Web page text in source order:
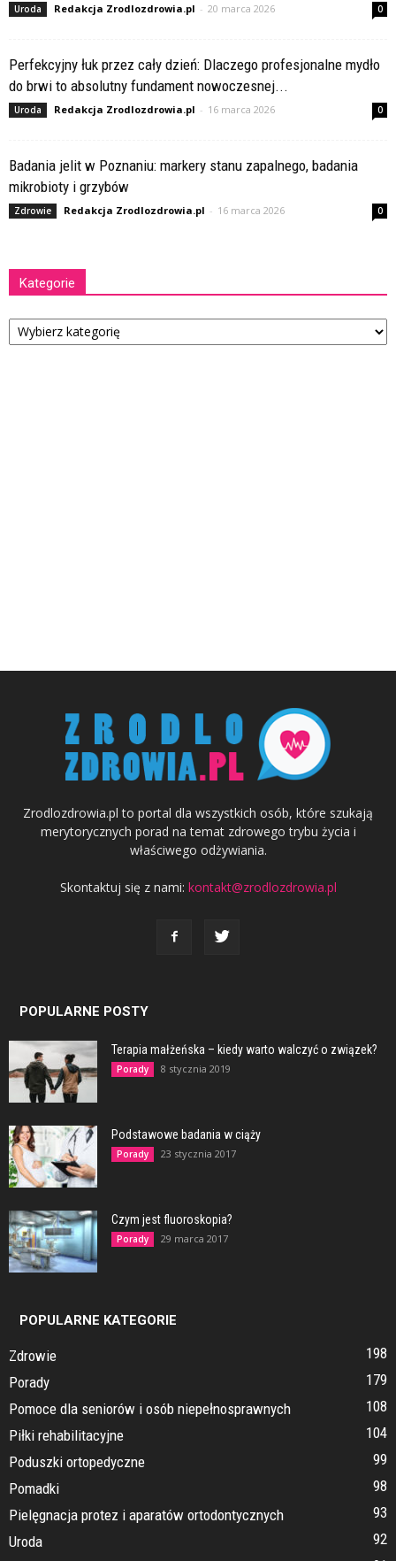
Uroda Redakcja Zrodlozdrowia.pl - 20 marca 2026 0
Perfekcyjny łuk przez cały dzień: Dlaczego profesjonalne mydło
do brwi to absolutny fundament nowoczesnej...
Uroda Redakcja Zrodlozdrowia.pl - 16 marca 2026 0
Badania jelit w Poznaniu: markery stanu zapalnego, badania
mikrobioty i grzybów
Zdrowie Redakcja Zrodlozdrowia.pl - 16 marca 2026 0
Kategorie
Kategorie
Zrodlozdrowia.pl to portal dla wszystkich osób, które szukają
merytorycznych porad na temat zdrowego trybu życia i
właściwego odżywiania.
Skontaktuj się z nami: kontakt@zrodlozdrowia.pl
POPULARNE POSTY
Terapia małżeńska – kiedy warto walczyć o związek?
Porady 8 stycznia 2019
Podstawowe badania w ciąży
Porady 23 stycznia 2017
Czym jest fluoroskopia?
Porady 29 marca 2017
POPULARNE KATEGORIE
Zdrowie
198
Porady
179
Pomoce dla seniorów i osób niepełnosprawnych
108
Piłki rehabilitacyjne
104
Poduszki ortopedyczne
99
Pomadki
98
Pielęgnacja protez i aparatów ortodontycznych
93
Uroda
92